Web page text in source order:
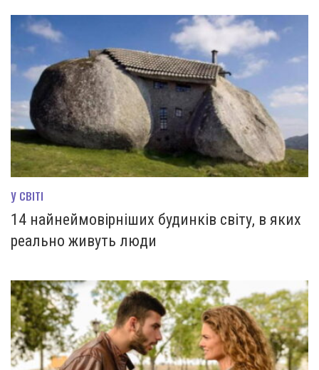
У СВІТІ
14 найнеймовірніших будинків світу, в яких
реально живуть люди